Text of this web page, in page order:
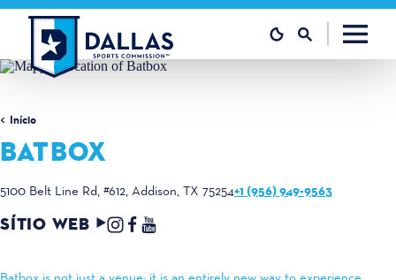
Saltar para o conteúdo
Início
BATBOX
5100 Belt Line Rd, #612 Addison, TX 75254+1 (956) 949-9563
SÍTIO WEB